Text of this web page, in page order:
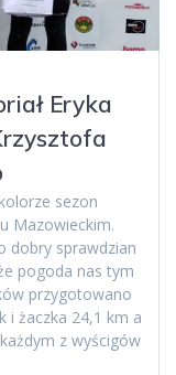
Eryka
sezon
Mazowieckim.
dobry sprawdzian
pogoda nas tym
przygotowano
i żaczka 24,1 km a
z wyścigów